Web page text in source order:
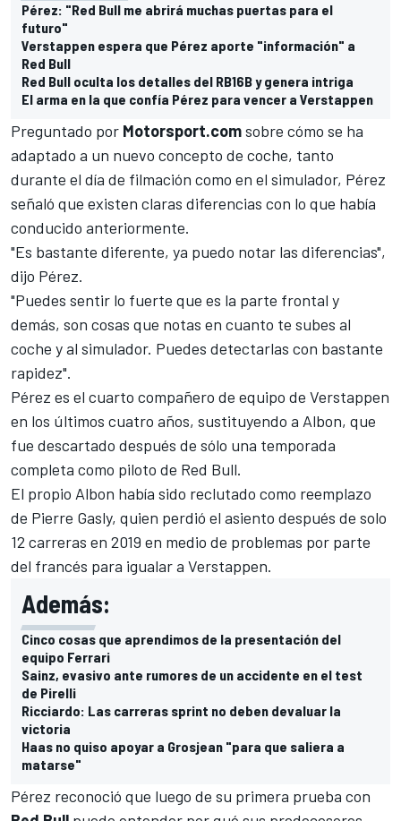
Pérez: "Red Bull me abrirá muchas puertas para el
futuro"
Verstappen espera que Pérez aporte "información" a
Red Bull
Red Bull oculta los detalles del RB16B y genera intriga
El arma en la que confía Pérez para vencer a Verstappen
Preguntado por Motorsport.comsobre cómo se ha
adaptado a un nuevo concepto de coche, tanto
durante el día de filmación como en el simulador, Pérez
señaló que existen claras diferencias con lo que había
conducido anteriormente.
"Es bastante diferente, ya puedo notar las diferencias",
dijo Pérez.
"Puedes sentir lo fuerte que es la parte frontal y
demás, son cosas que notas en cuanto te subes al
coche y al simulador. Puedes detectarlas con bastante
rapidez".
Pérez es el cuarto compañero de equipo de Verstappen
en los últimos cuatro años, sustituyendo a Albon, que
fue descartado después de sólo una temporada
completa como piloto de Red Bull.
El propio Albon había sido reclutado como reemplazo
de Pierre Gasly, quien perdió el asiento después de solo
12 carreras en 2019 en medio de problemas por parte
del francés para igualar a Verstappen.
Además:
Cinco cosas que aprendimos de la presentación del
equipo Ferrari
Sainz, evasivo ante rumores de un accidente en el test
de Pirelli
Ricciardo: Las carreras sprint no deben devaluar la
victoria
Haas no quiso apoyar a Grosjean "para que saliera a
matarse"
Pérez reconoció que luego de su primera prueba con